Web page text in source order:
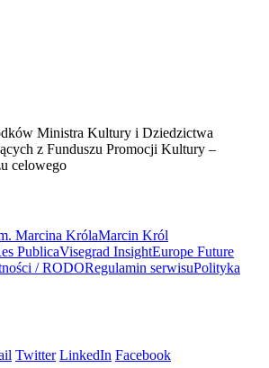
Ministra Kultury i Dziedzictwa
z Funduszu Promocji Kultury –
celowego
Marcina KrólaMarcin Król
PublicaVisegrad InsightEurope Future
/ RODORegulamin serwisuPolityka
Twitter LinkedIn Facebook